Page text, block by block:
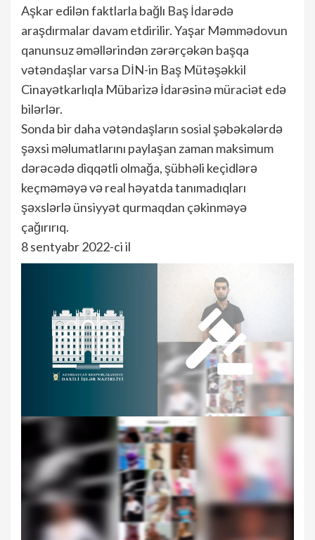
Aşkar edilən faktlarla bağlı Baş İdarədə
araşdırmalar davam etdirilir. Yaşar Məmmədovun
qanunsuz əməllərindən zərərçəkən başqa
vətəndaşlar varsa DİN-in Baş Mütəşəkkil
Cinayətkarlıqla Mübarizə İdarəsinə müraciət edə
bilərlər.
Sonda bir daha vətəndaşların sosial şəbəkələrdə
şəxsi məlumatlarını paylaşan zaman maksimum
dərəcədə diqqətli olmağa, şübhəli keçidlərə
keçməməyə və real həyatda tanımadıqları
şəxslərlə ünsiyyət qurmaqdan çəkinməyə
çağırırıq.
8 sentyabr 2022-ci il